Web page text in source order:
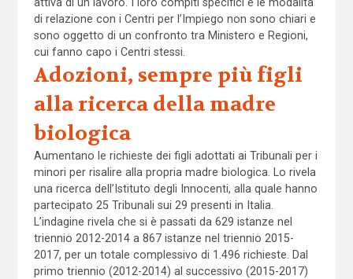
attiva di un lavoro. I loro compiti specifici e le modalità
di relazione con i Centri per l’Impiego non sono chiari e
sono oggetto di un confronto tra Ministero e Regioni,
cui fanno capo i Centri stessi.
Adozioni, sempre più figli
alla ricerca della madre
biologica
Aumentano le richieste dei figli adottati ai Tribunali per i
minori per risalire alla propria madre biologica. Lo rivela
una ricerca dell’Istituto degli Innocenti, alla quale hanno
partecipato 25 Tribunali sui 29 presenti in Italia.
L’indagine rivela che si è passati da 629 istanze nel
triennio 2012-2014 a 867 istanze nel triennio 2015-
2017, per un totale complessivo di 1.496 richieste. Dal
primo triennio (2012-2014) al successivo (2015-2017)